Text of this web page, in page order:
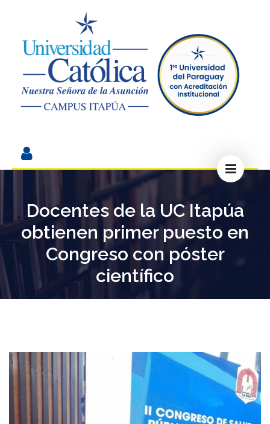
Docentes de la UC Itapúa
obtienen primer puesto en
Congreso con póster
científico